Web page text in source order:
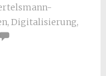
, Digitalisierung,